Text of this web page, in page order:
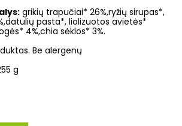
: grikių trapučiai* 26%,ryžių sirupas*,
pasta*, liolizuotos avietės*
4%,chia sėklos* 3%.
Be alergenų
g